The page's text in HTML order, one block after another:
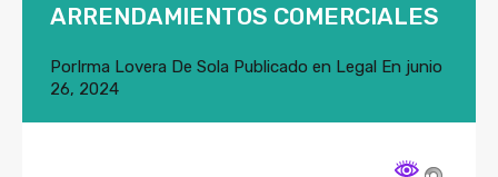
ARRENDAMIENTOS COMERCIALES
PorIrma Lovera De Sola Publicado en Legal En junio
26, 2024